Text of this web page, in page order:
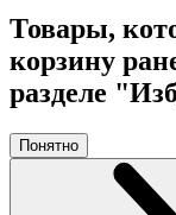
Товары,
корзину
разделе
Понятно